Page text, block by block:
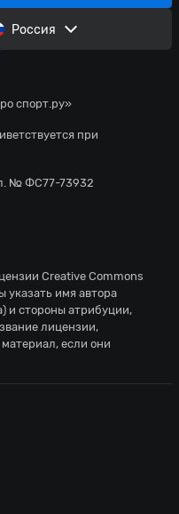
спорт.ру»
при
№ ФС77-73932
Россия
Creative Commons
указать имя автора
и стороны атрибуции,
лицензии,
если они